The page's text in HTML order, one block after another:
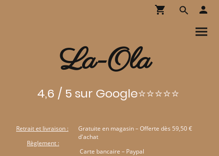
La-Ola
4,6 / 5 sur Google⭐⭐⭐⭐⭐
Retrait et livraison :
Règlement :
Gratuite en magasin – Offerte dès 59,50 €
d'achat
Carte bancaire – Paypal